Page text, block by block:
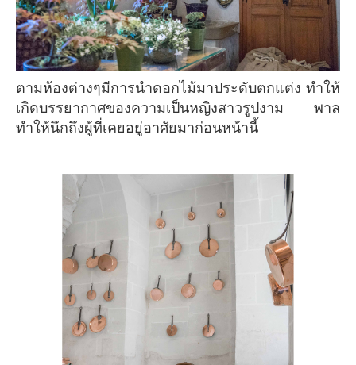
ตามห้องต่างๆมีการนำดอกไม้มาประดับตกแต่ง ทำให้
เกิดบรรยากาศของความเป็นหญิงสาวรูปงาม พาล
ทำให้นึกถึงผู้ที่เคยอยู่อาศัยมาก่อนหน้านี้